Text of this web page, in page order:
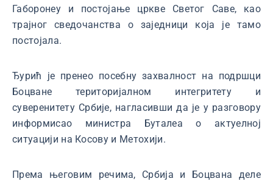
Габоронеу и постојање цркве Светог Саве, као
трајног сведочанства о заједници која је тамо
постојала.
Ђурић је пренео посебну захвалност на подршци
Боцване територијалном интегритету и
суверенитету Србије, нагласивши да је у разговору
информисао министра Буталеа о актуелној
ситуацији на Косову и Метохији.
Према његовим речима, Србија и Боцвана деле